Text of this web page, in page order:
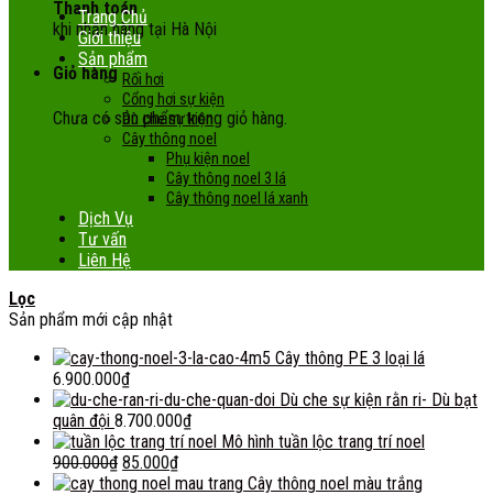
Thanh toán
khi nhận hàng tại Hà Nội
Giỏ hàng
Chưa có sản phẩm trong giỏ hàng.
Trang Chủ
Giới thiệu
Sản phẩm
Rối hơi
Cổng hơi sự kiện
Dù che sự kiện
Cây thông noel
Phụ kiện noel
Cây thông noel 3 lá
Cây thông noel lá xanh
Dịch Vụ
Tư vấn
Liên Hệ
Lọc
Sản phẩm mới cập nhật
Cây thông PE 3 loại lá
6.900.000₫
Dù che sự kiện rằn ri- Dù bạt
quân đội 8.700.000₫
Mô hình tuần lộc trang trí noel
900.000₫ 85.000₫
Cây thông noel màu trắng